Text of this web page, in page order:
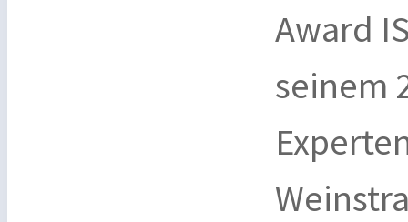
Award
seinem